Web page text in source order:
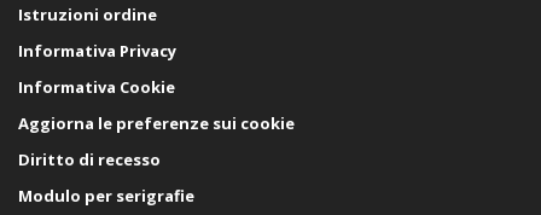
Istruzioni ordine
Informativa Privacy
Informativa Cookie
Aggiorna le preferenze sui cookie
Diritto di recesso
Modulo per serigrafie